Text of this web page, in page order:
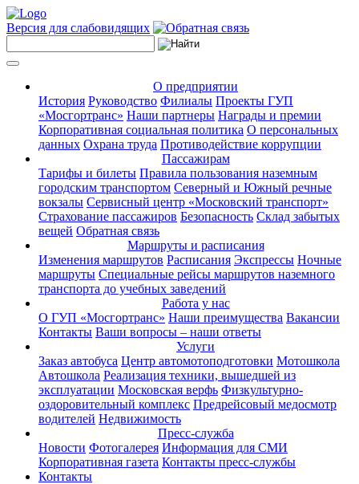
Версия для слабовидящих
О предприятии
История Руководство Филиалы Проекты ГУП
«Мосгортранс» Наши партнеры Награды и премии
Корпоративная социальная политика О персональных
данных Охрана труда Противодействие коррупции
Пассажирам
Тарифы и билеты Правила пользования наземным
городским транспортом Северный и Южный речные
вокзалы Сервисный центр «Московский транспорт»
Страхование пассажиров Безопасность Склад забытых
вещей Обратная связь
Маршруты и расписания
Изменения маршрутов Расписания Экспрессы Ночные
маршруты Специальные рейсы маршрутов наземного
транспорта до учебных заведений
Работа у нас
О ГУП «Мосгортранс» Наши преимущества Вакансии
Контакты Ваши вопросы – наши ответы
Услуги
Заказ автобуса Центр автомотоподготовки Мотошкола
Автошкола Реализация техники, вышедшей из
эксплуатации Московская верфь Физкультурно-
оздоровительный комплекс Предрейсовый медосмотр
водителей Недвижимость
Пресс-служба
Новости Фотогалерея Информация для СМИ
Корпоративная газета Контакты пресс-службы
Контакты